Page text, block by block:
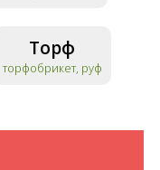
Торф
торфобрикет, руф